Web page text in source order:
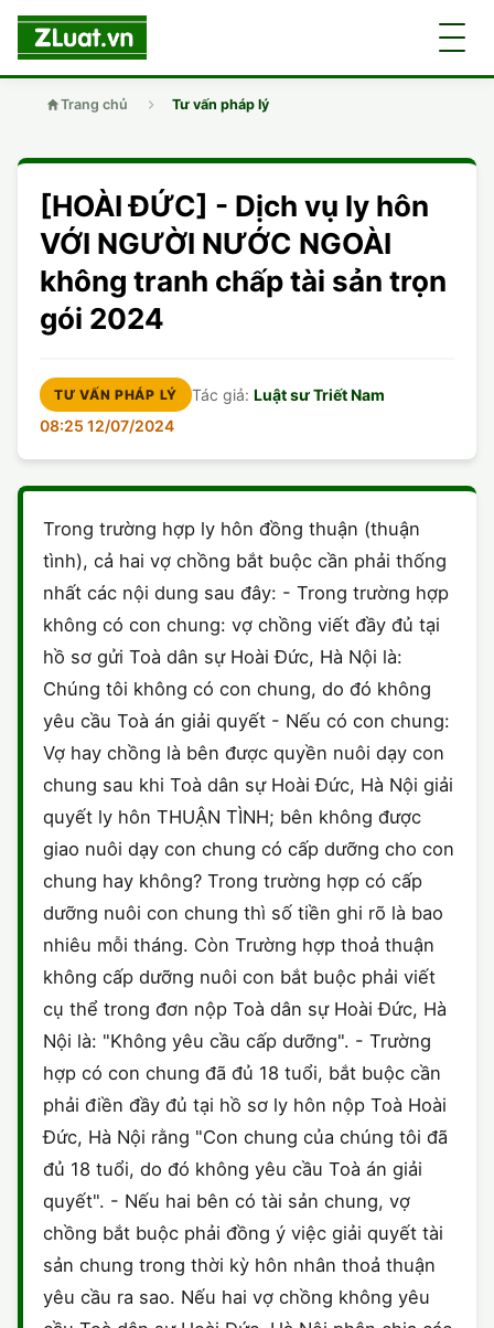
LUẬT SƯ
CHUYÊN VIÊN
TUYỂN DỤNG
DÂN SỰ
DOANH NGHIỆP
GIẤY PHÉP CON
LAO ĐỘNG
SỞ HỮU TRÍ TUỆ
THUẾ - BẢO HIỂM
DÂN SỰ
DOANH NGHIỆP
ĐẤT ĐAI
HÀNH CHÍNH
HÌNH SỰ
HÔN NHÂN - GIA ĐÌNH
SỞ HỮU TRÍ TUỆ
THỪA KẾ - DI CHÚC
THUẾ VÀ KẾ TOÁN
DI CHÚC
ĐĂNG KÝ XE
HÀNH CHÍNH
DOANH NGHIỆP
HỘ KINH DOANH
SỞ HỮU TRÍ TUỆ
LÝ LỊCH TƯ PHÁP
TRÍCH LỤC HỘ TỊCH
CÔNG BỐ SẢN PHẨM
GIẤY PHÉP LAO ĐỘNG
CHỨNG NHẬN HACCP
HÔN NHÂN GIA ĐÌNH
Trang chủ Tư vấn pháp lý
[HOÀI ĐỨC] - Dịch vụ ly hôn
VỚI NGƯỜI NƯỚC NGOÀI
không tranh chấp tài sản trọn
gói 2024
TƯ VẤN PHÁP LÝ Tác giả:Luật sư Triết Nam
08:25 12/07/2024
Trong trường hợp ly hôn đồng thuận (thuận
tình), cả hai vợ chồng bắt buộc cần phải thống
nhất các nội dung sau đây: - Trong trường hợp
không có con chung: vợ chồng viết đầy đủ tại
hồ sơ gửi Toà dân sự Hoài Đức, Hà Nội là:
Chúng tôi không có con chung, do đó không
yêu cầu Toà án giải quyết - Nếu có con chung:
Vợ hay chồng là bên được quyền nuôi dạy con
chung sau khi Toà dân sự Hoài Đức, Hà Nội giải
quyết ly hôn THUẬN TÌNH; bên không được
giao nuôi dạy con chung có cấp dưỡng cho con
chung hay không? Trong trường hợp có cấp
dưỡng nuôi con chung thì số tiền ghi rõ là bao
nhiêu mỗi tháng. Còn Trường hợp thoả thuận
không cấp dưỡng nuôi con bắt buộc phải viết
cụ thể trong đơn nộp Toà dân sự Hoài Đức, Hà
Nội là: "Không yêu cầu cấp dưỡng". - Trường
hợp có con chung đã đủ 18 tuổi, bắt buộc cần
phải điền đầy đủ tại hồ sơ ly hôn nộp Toà Hoài
Đức, Hà Nội rằng "Con chung của chúng tôi đã
đủ 18 tuổi, do đó không yêu cầu Toà án giải
quyết". - Nếu hai bên có tài sản chung, vợ
chồng bắt buộc phải đồng ý việc giải quyết tài
sản chung trong thời kỳ hôn nhân thoả thuận
yêu cầu ra sao. Nếu hai vợ chồng không yêu